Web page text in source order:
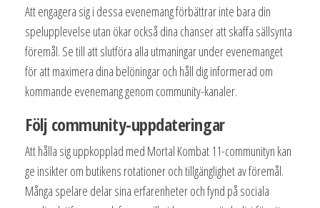
Att engagera sig i dessa evenemang förbättrar inte bara din
spelupplevelse utan ökar också dina chanser att skaffa sällsynta
föremål. Se till att slutföra alla utmaningar under evenemanget
för att maximera dina belöningar och håll dig informerad om
kommande evenemang genom community-kanaler.
Följ community-uppdateringar
Att hålla sig uppkopplad med Mortal Kombat 11-communityn kan
ge insikter om butikens rotationer och tillgänglighet av föremål.
Många spelare delar sina erfarenheter och fynd på sociala